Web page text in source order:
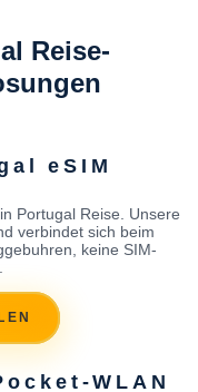
Reise-
eSIM
Portugal Reise. Unsere
verbindet sich beim
keine SIM-
WLAN